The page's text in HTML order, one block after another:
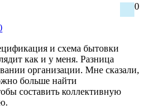
0
и схема бытовки
как и у меня. Разница
организации. Мне сказали,
больше найти
составить коллективную